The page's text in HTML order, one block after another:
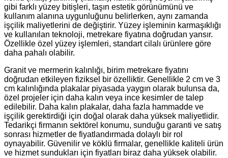
gibi farklı yüzey bitişleri, taşın estetik görünümünü ve
kullanım alanına uygunluğunu belirlerken, aynı zamanda
işçilik maliyetlerini de değiştirir. Yüzey işleminin karmaşıklığı
ve kullanılan teknoloji, metrekare fiyatına doğrudan yansır.
Özellikle özel yüzey işlemleri, standart cilalı ürünlere göre
daha pahalı olabilir.
Granit ve mermerin kalınlığı, birim metrekare fiyatını
doğrudan etkileyen fiziksel bir özelliktir. Genellikle 2 cm ve 3
cm kalınlığında plakalar piyasada yaygın olarak bulunsa da,
özel projeler için daha kalın veya ince kesimler de talep
edilebilir. Daha kalın plakalar, daha fazla hammadde ve
işçilik gerektirdiği için doğal olarak daha yüksek maliyetlidir.
Tedarikçi firmanın sektörel konumu, sunduğu garanti ve satış
sonrası hizmetler de fiyatlandırmada dolaylı bir rol
oynayabilir. Güvenilir ve köklü firmalar, genellikle kaliteli ürün
ve hizmet sundukları için fiyatları biraz daha yüksek olabilir.